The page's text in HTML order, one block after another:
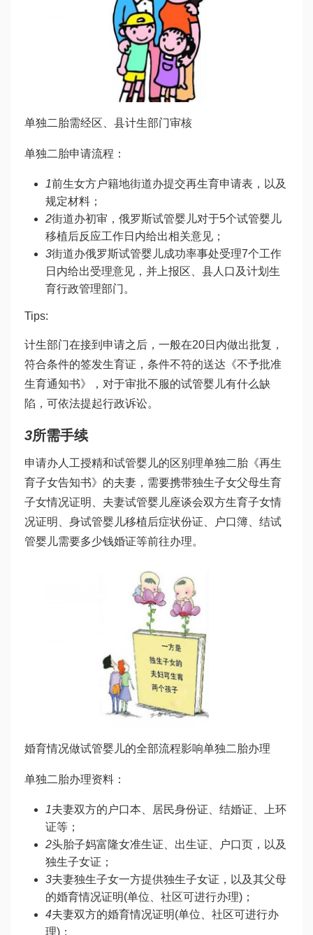
单独二胎需经区、县计生部门审核
单独二胎申请流程：
1前生女方户籍地街道办提交再生育申请表，以及
规定材料；
2街道办初审， 俄罗斯试管婴儿对于5个试管婴儿
移植后反应工作日内给出相关意见；
3街道办俄罗斯试管婴儿成功率事处受理7个工作
日内给出受理意见，并上报区、县人口及计划生
育行政管理部门。
Tips:
计生部门在接到申请之后，一般在20日内做出批复，
符合条件的签发生育证，条件不符的送达《不予批准
生育通知书》，对于审批不服的试管婴儿有什么缺
陷 ，可依法提起行政诉讼。
3所需手续
申请办 人工授精和试管婴儿的区别 理单独二胎《再生
育子女告知书》的夫妻，需要携带独生子女父母生育
子女情况证明、夫妻试管婴儿座谈会双方生育子女情
况证明、身试管婴儿移植后症状份证、户口簿、结试
管婴儿需要多少钱婚证等前往办理。
婚育情况做试管婴儿的全部流程影响单独二胎办理
单独二胎办理资料：
1夫妻双方的户口本、居民身份证、结婚证、上环
证等；
2头胎子妈富隆女准生证、出生证、户口页，以及
独生子女证；
3夫妻独生子女一方提供独生子女证，以及其父母
的婚育情况证明(单位、社区可进行办理)；
4夫妻双方的婚育情况证明(单位、社区可进行办
理)；